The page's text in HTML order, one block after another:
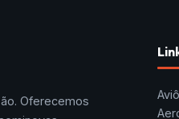
Oferecemos